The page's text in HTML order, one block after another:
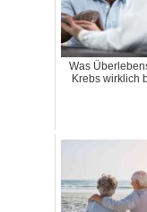
Was
Krebs wirklich